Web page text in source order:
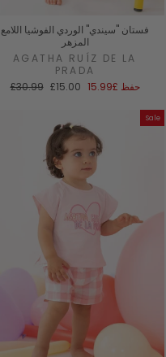
فستان "سيندي" الوردي الفوشيا اللامع
المزهر
AGATHA RUÍZ DE LA
PRADA
السعر
£30.99 سعر
£15.00 حفظ £15.99
Sale